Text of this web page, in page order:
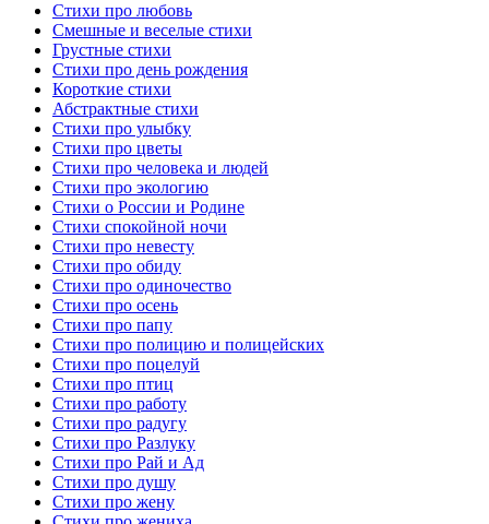
Стихи про любовь
Смешные и веселые стихи
Грустные стихи
Стихи про день рождения
Короткие стихи
Абстрактные стихи
Стихи про улыбку
Стихи про цветы
Стихи про человека и людей
Стихи про экологию
Стихи о России и Родине
Стихи спокойной ночи
Стихи про невесту
Стихи про обиду
Стихи про одиночество
Стихи про осень
Стихи про папу
Стихи про полицию и полицейских
Стихи про поцелуй
Стихи про птиц
Стихи про работу
Стихи про радугу
Стихи про Разлуку
Стихи про Рай и Ад
Стихи про душу
Стихи про жену